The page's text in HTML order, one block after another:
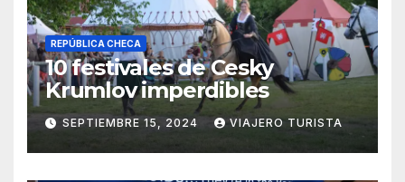
REPÚBLICA CHECA
10 festivales de Cesky
Krumlov imperdibles
SEPTIEMBRE 15, 2024 VIAJERO TURISTA